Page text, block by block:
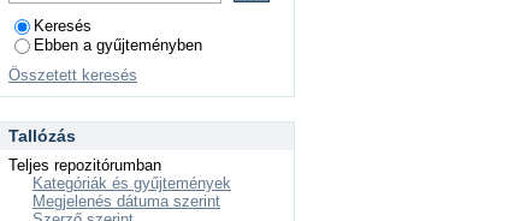
Keresés
Ebben a gyűjteményben
Összetett keresés
Tallózás
Teljes repozitórumban
Kategóriák és gyűjtemények
Megjelenés dátuma szerint